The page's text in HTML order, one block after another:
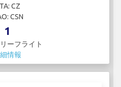
CZ
CSN
1
ーフライト
情報